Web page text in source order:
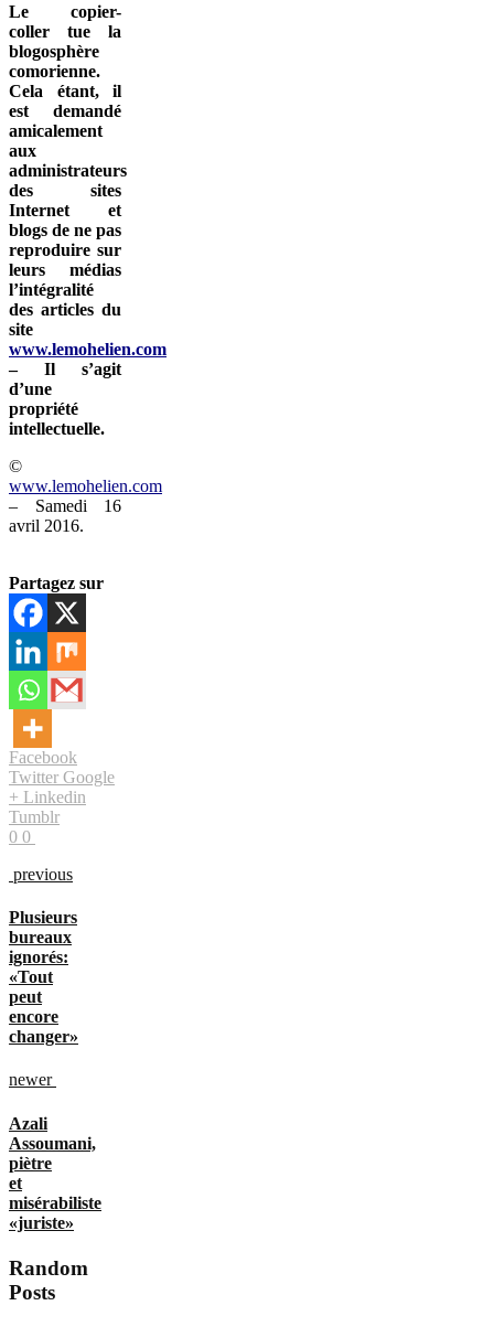
Le copier-
coller tue la
blogosphère
comorienne.
Cela étant, il
est demandé
amicalement
aux
administrateurs
des sites
Internet et
blogs de ne pas
reproduire sur
leurs médias
l’intégralité
des articles du
site
www.lemohelien.com
– Il s’agit
d’une
propriété
intellectuelle.
©
www.lemohelien.com
– Samedi 16
avril 2016.
Partagez sur
Facebook
Twitter Google
+ Linkedin
Tumblr
0 0
previous
Plusieurs
bureaux
ignorés:
«Tout
peut
encore
changer»
newer
Azali
Assoumani,
piètre
et
misérabiliste
«juriste»
Random
Posts